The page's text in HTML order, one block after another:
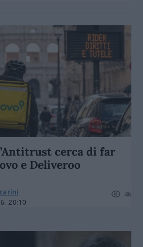
cerca di far
e Deliveroo
20:10
4k